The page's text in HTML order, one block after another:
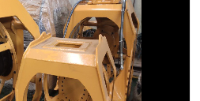
粉碎钳
土壤修复
开沟机